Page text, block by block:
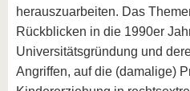
herauszuarbeiten. Das
Rückblicken in die 1990er
Universitätsgründung und
Angriffen, auf die (damalige)